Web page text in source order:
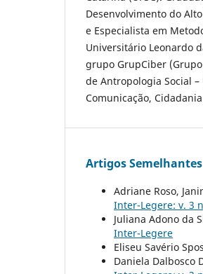
Desenvolvimento do
e Especialista em
Universitário Leonardo
grupo GrupCiber
de Antropologia Social –
Comunicação,
Artigos Semelhantes
Adriane Roso,
Inter-Legere: v. 3
Juliana Adono da
Inter-Legere
Eliseu Savério
Daniela Dalbosco